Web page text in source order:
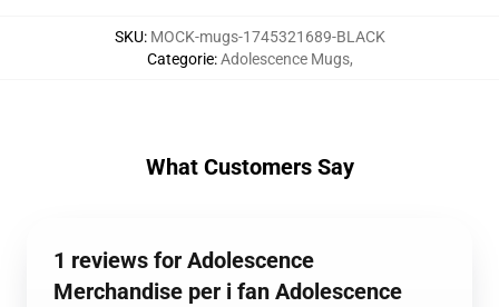
SKU: MOCK-mugs-1745321689-BLACK
Categorie:Adolescence Mugs,
What Customers Say
1 reviews for Adolescence
Merchandise per i fan Adolescence